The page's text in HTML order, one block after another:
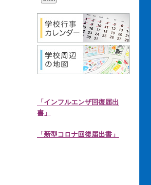
「インフルエンザ回復届出
書」
「新型コロナ回復届出書」